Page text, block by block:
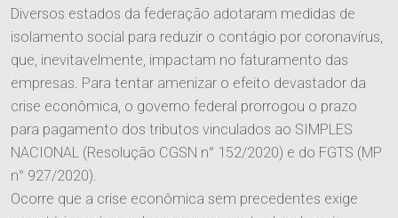
O Escritório
Quem Somos
Responsabilidade Social
Equipe
Áreas de Atuação
Diversos estados da federação adotaram medidas de
isolamento social para reduzir o contágio por coronavírus,
que, inevitavelmente, impactam no faturamento das
empresas. Para tentar amenizar o efeito devastador da
crise econômica, o governo federal prorrogou o prazo
para pagamento dos tributos vinculados ao SIMPLES
NACIONAL (Resolução CGSN n° 152/2020) e do FGTS (MP
n° 927/2020).
Ocorre que a crise econômica sem precedentes exige